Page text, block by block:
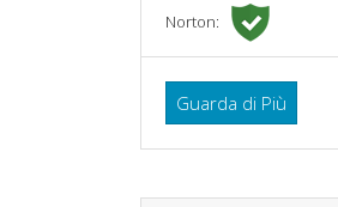
Norton:
Guarda di Più